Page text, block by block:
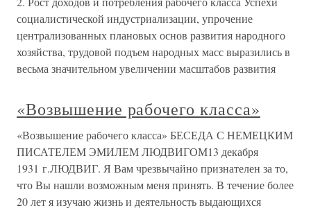
социалистической индустриализации, упрочение
централизованных плановых основ развития народного
хозяйства, трудовой подъем народных масс выразились в
весьма значительном увеличении масштабов развития
«Возвышение рабочего класса»
«Возвышение рабочего класса» БЕСЕДА С НЕМЕЦКИМ
ПИСАТЕЛЕМ ЭМИЛЕМ ЛЮДВИГОМ13 декабря
1931 г.ЛЮДВИГ. Я Вам чрезвычайно признателен за то,
что Вы нашли возможным меня принять. В течение более
20 лет я изучаю жизнь и деятельность выдающихся